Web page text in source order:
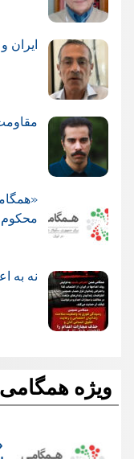
ایران
نه به
ویژه همگامی